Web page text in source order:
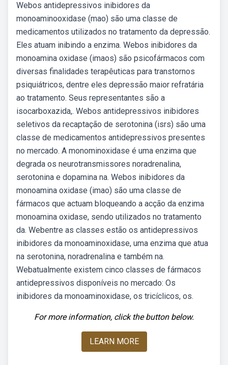
Webos antidepressivos inibidores da
monoaminooxidase (mao) são uma classe de
medicamentos utilizados no tratamento da depressão.
Eles atuam inibindo a enzima. Webos inibidores da
monoamina oxidase (imaos) são psicofármacos com
diversas finalidades terapêuticas para transtornos
psiquiátricos, dentre eles depressão maior refratária
ao tratamento. Seus representantes são a
isocarboxazida,. Webos antidepressivos inibidores
seletivos da recaptação de serotonina (isrs) são uma
classe de medicamentos antidepressivos presentes
no mercado. A monominoxidase é uma enzima que
degrada os neurotransmissores noradrenalina,
serotonina e dopamina na. Webos inibidores da
monoamina oxidase (imao) são uma classe de
fármacos que actuam bloqueando a acção da enzima
monoamina oxidase, sendo utilizados no tratamento
da. Webentre as classes estão os antidepressivos
inibidores da monoaminoxidase, uma enzima que atua
na serotonina, noradrenalina e também na.
Webatualmente existem cinco classes de fármacos
antidepressivos disponíveis no mercado: Os
inibidores da monoaminoxidase, os tricíclicos, os.
For more information, click the button below.
LEARN MORE